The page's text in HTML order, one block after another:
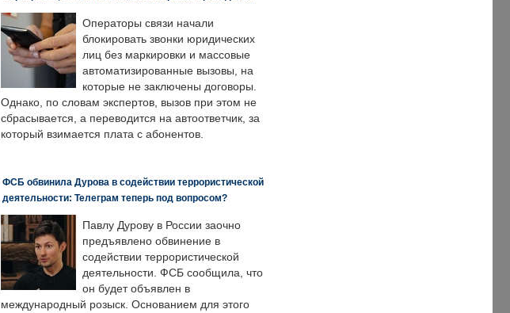
Операторы связи начали
блокировать звонки юридических
лиц без маркировки и массовые
автоматизированные вызовы, на
которые не заключены договоры.
Однако, по словам экспертов, вызов при этом не
сбрасывается, а переводится на автоответчик, за
который взимается плата с абонентов.
ФСБ обвинила Дурова в содействии террористической
деятельности: Телеграм теперь под вопросом?
Павлу Дурову в России заочно
предъявлено обвинение в
содействии террористической
деятельности. ФСБ сообщила, что
он будет объявлен в
международный розыск. Основанием для этого